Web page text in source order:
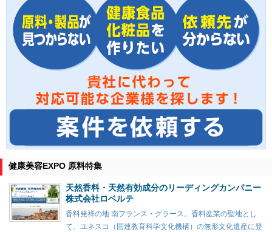
健康美容EXPO 原料特集
天然香料・天然有効成分のリーディングカンパニー
株式会社ロベルテ
香料発祥の地 南フランス・グラース。香料産業の聖地とし
て、ユネスコ（国連教育科学文化機構）の無形文化遺産に登